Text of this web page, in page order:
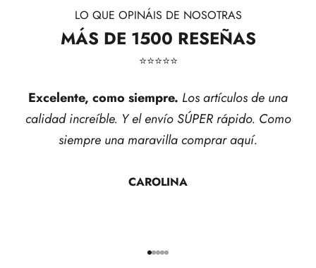
LO QUE OPINÁIS DE NOSOTRAS
MÁS DE 1500 RESEÑAS
⭐​⭐​⭐​⭐​⭐​
Excelente, como siempre. Los artículos de una
calidad increíble. Y el envío SÚPER rápido. Como
siempre una maravilla comprar aquí.
CAROLINA
Ir al artículo 1
Ir al artículo 2
Ir al artículo 3
Ir al artículo 4
Ir al artículo 5